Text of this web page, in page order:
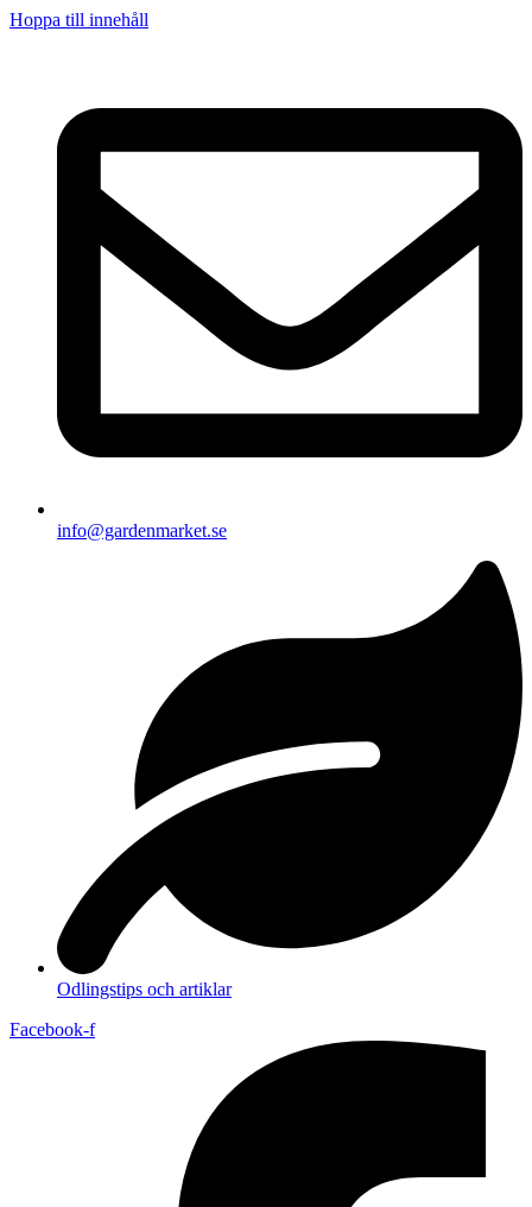
Hoppa till innehåll
info@gardenmarket.se
Odlingstips och artiklar
Facebook-f